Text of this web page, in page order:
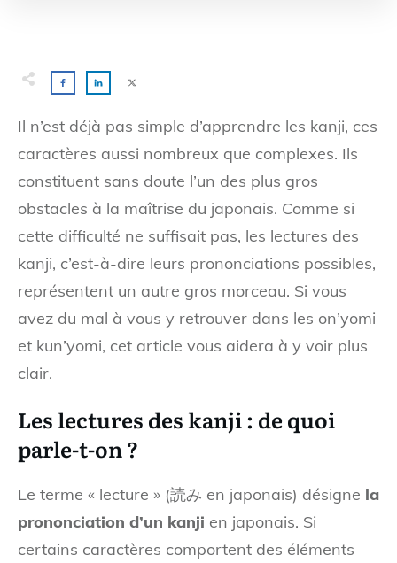
Il n’est déjà pas simple d’apprendre les kanji, ces
caractères aussi nombreux que complexes. Ils
constituent sans doute l’un des plus gros
obstacles à la maîtrise du japonais. Comme si
cette difficulté ne suffisait pas, les lectures des
kanji, c’est-à-dire leurs prononciations possibles,
représentent un autre gros morceau. Si vous
avez du mal à vous y retrouver dans les on’yomi
et kun’yomi, cet article vous aidera à y voir plus
clair.
Les lectures des kanji : de quoi
parle-t-on ?
Le terme « lecture » (読み en japonais) désigne la
prononciation d’un kanji en japonais. Si
certains caractères comportent des éléments